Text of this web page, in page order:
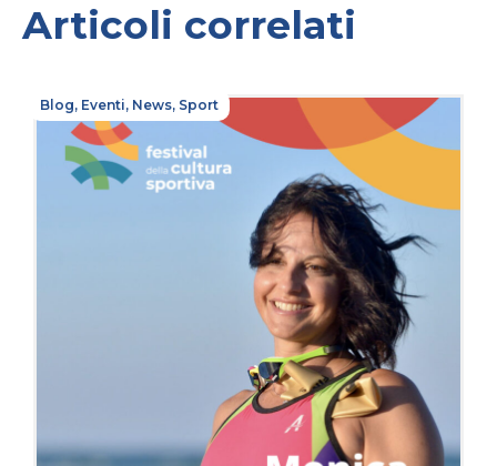
Articoli correlati
Blog, Eventi, News, Sport